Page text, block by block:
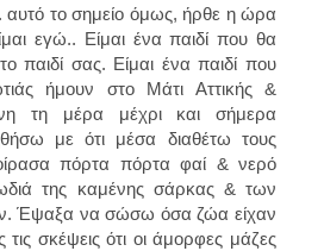
το σημείο όμως, ήρθε η ώρα
εγώ.. Είμαι ένα παιδί που θα
παιδί σας. Είμαι ένα παιδί που
ήμουν στο Μάτι Αττικής &
τη μέρα μέχρι και σήμερα
με ότι μέσα διαθέτω τους
πόρτα πόρτα φαί & νερό
της καμένης σάρκας & των
Έψαξα να σώσω όσα ζώα είχαν
τις σκέψεις ότι οι άμορφες μάζες